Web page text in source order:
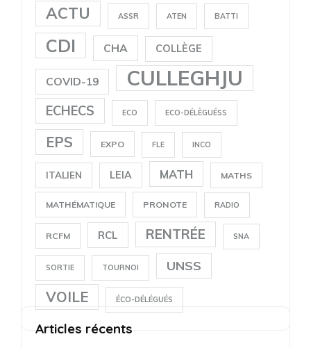
ACTU ASSR ATEN BATTI
CDI CHA COLLÈGE
COVID-19 CULLEGHJU
ECHECS ECO ECO-DÉLÈGUÉSS
EPS EXPO FLE INCO
ITALIEN LEIA MATH MATHS
MATHÉMATIQUE PRONOTE RADIO
RCFM RCL RENTRÉE SNA
SORTIE TOURNOI UNSS
VOILE ÉCO-DÉLÉGUÉS
Articles récents